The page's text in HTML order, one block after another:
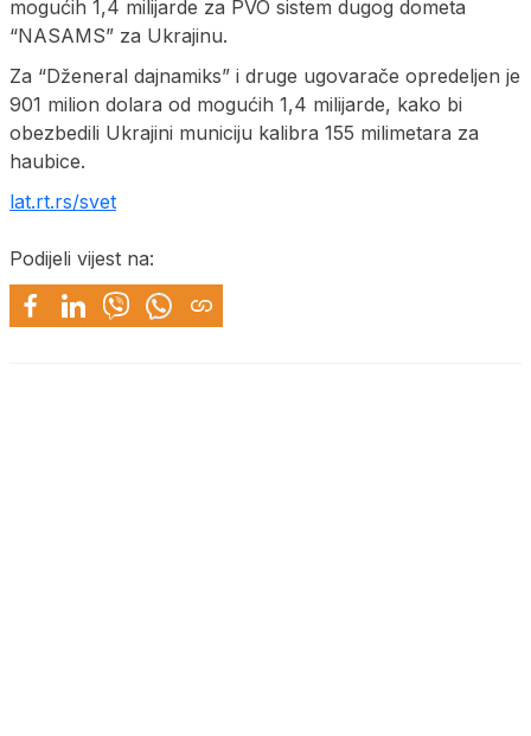
mogućih 1,4 milijarde za PVO sistem dugog dometa
“NASAMS” za Ukrajinu.
Za “Dženeral dajnamiks” i druge ugovarače opredeljen je
901 milion dolara od mogućih 1,4 milijarde, kako bi
obezbedili Ukrajini municiju kalibra 155 milimetara za
haubice.
lat.rt.rs/svet
Podijeli vijest na: